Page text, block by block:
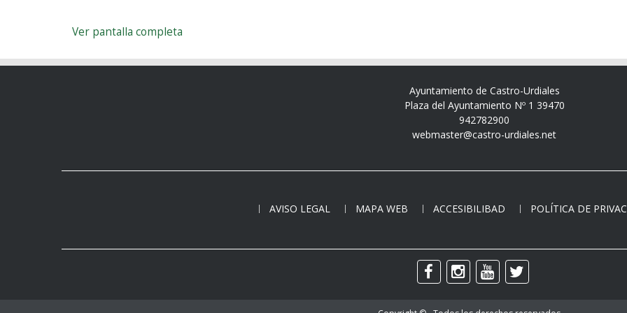
Ver pantalla completa
Ayuntamiento de Castro-Urdiales
Plaza del Ayuntamiento Nº 1 39470
942782900
webmaster@castro-urdiales.net
AVISO LEGAL MAPA WEB ACCESIBILIBAD POLÍTICA DE